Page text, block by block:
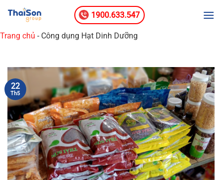
qua
nội
dung
1900.633.547
Trang chủ - Công dụng Hạt Dinh Dưỡng
22
Th5